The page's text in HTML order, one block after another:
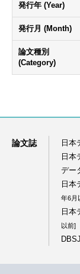
発行年 (Year)
発行月 (Month)
論文種別
(Category)
論文誌
日本
日本
デー
日本
年6月
日本
以前]